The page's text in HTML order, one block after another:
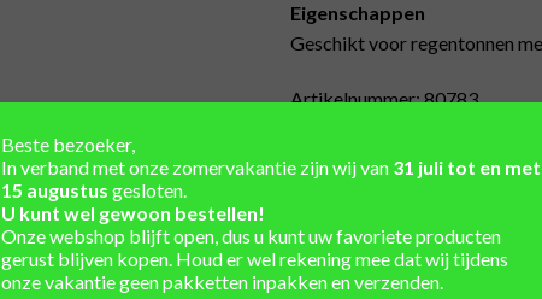
Eigenschappen
Geschikt voor regentonnen
Artikelnummer: 80783
Unieke regentonnen uit
Beste bezoeker,
In verband met onze zomervakantie zijn wij van 31 juli tot en met
15 augustus gesloten.
U kunt wel gewoon bestellen!
Onze webshop blijft open, dus u kunt uw favoriete producten
gerust blijven kopen. Houd er wel rekening mee dat wij tijdens
onze vakantie geen pakketten inpakken en verzenden.